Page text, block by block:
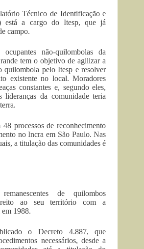
Técnico de Identificação e
está a cargo do Itesp, que já
campo.
não-quilombolas da
tem o objetivo de agilizar a
quilombola pelo Itesp e resolver
existente no local. Moradores
constantes e, segundo eles,
lideranças da comunidade teria
processos de reconhecimento
no Incra em São Paulo. Nas
a titulação das comunidades é
de quilombos
ao seu território com a
1988.
o Decreto 4.887, que
necessários, desde a